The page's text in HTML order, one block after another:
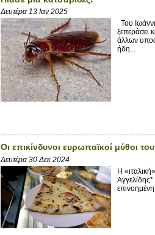
Δευτέρα 13 Ιαν 2025
Του
ξεπεράσει
άλλων
ήδη...
Οι επικίνδυνοι ευρωπαϊκοί μύθοι
Δευτέρα 30 Δεκ 2024
Η